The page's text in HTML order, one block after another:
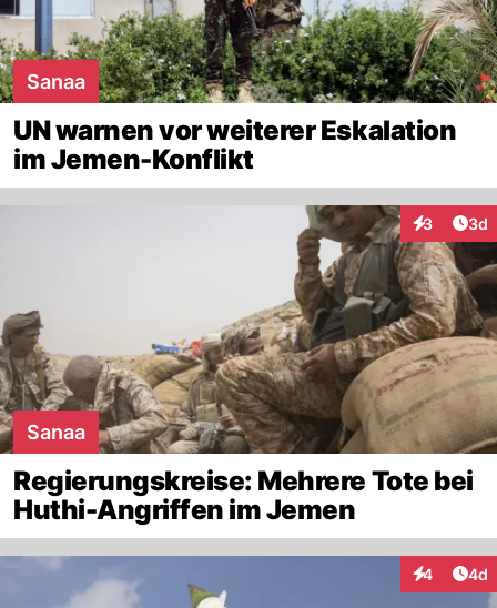
Sanaa
UN warnen vor weiterer Eskalation
im Jemen-Konflikt
3 3d
Sanaa
Regierungskreise: Mehrere Tote bei
Huthi-Angriffen im Jemen
4 4d